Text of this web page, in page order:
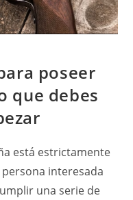
poseer
que debes
está estrictamente
interesada
una serie de